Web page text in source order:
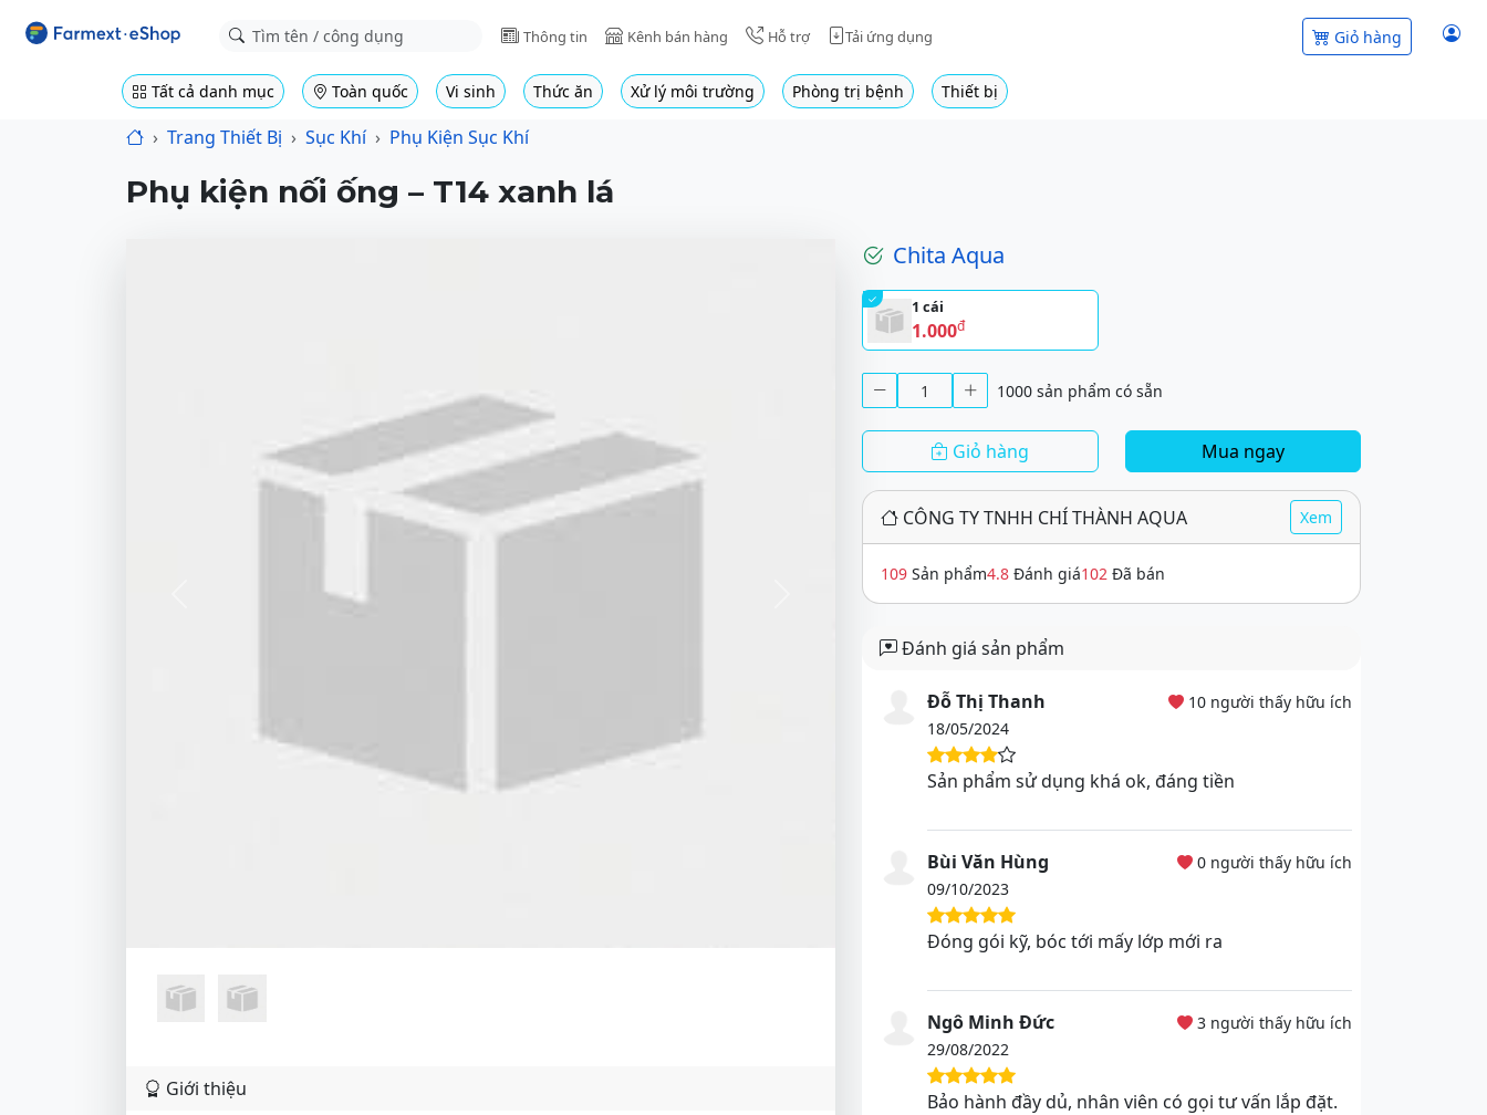
Thông tin Kênh bán hàng Hỗ trợ Tải ứng dụng Giỏ hàng
Tất cả danh mục Toàn quốc Vi sinh Thức ăn Xử lý môi trường Phòng trị bệnh Thiết bị
Trang Thiết Bị Sục Khí Phụ Kiện Sục Khí
Phụ kiện nối ống – T14 xanh lá
Giới thiệu
Chita Aqua
1 cái
1.000đ
1000 sản phẩm có sẵn
Giỏ hàng Mua ngay
CÔNG TY TNHH CHÍ THÀNH AQUA Xem
109 Sản phẩm4.8 Đánh giá102 Đã bán
Đánh giá sản phẩm
Đỗ Thị Thanh
18/05/2024
10 người thấy hữu ích
Sản phẩm sử dụng khá ok, đáng tiền
Bùi Văn Hùng
09/10/2023
0 người thấy hữu ích
Đóng gói kỹ, bóc tới mấy lớp mới ra
Ngô Minh Đức
29/08/2022
3 người thấy hữu ích
Bảo hành đầy dủ, nhân viên có gọi tư vấn lắp đặt.